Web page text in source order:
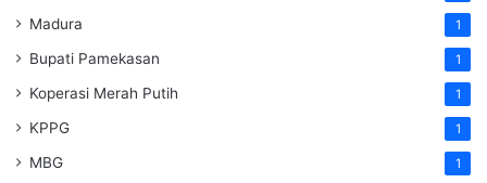
Madura 1
Bupati Pamekasan 1
Koperasi Merah Putih 1
KPPG 1
MBG 1